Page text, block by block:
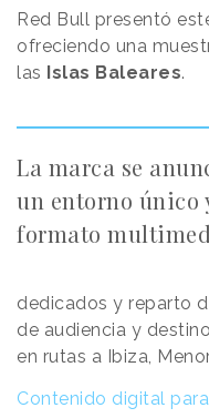
Red Bull presentó
ofreciendo una
las Islas Baleares.
La marca se
un entorno único
formato
dedicados y reparto
de audiencia y
en rutas a Ibiza,
Contenido digital